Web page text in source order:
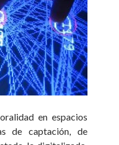
en espacios
de captación, de